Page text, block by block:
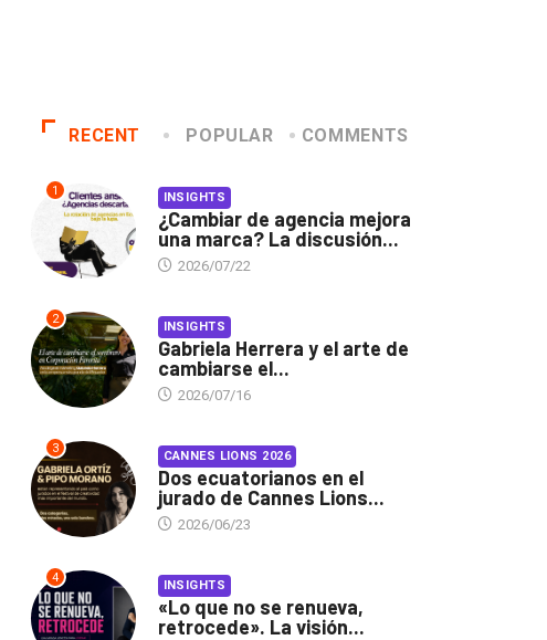
RECENT POPULAR COMMENTS
1 INSIGHTS
¿Cambiar de agencia mejora
una marca? La discusión...
2026/07/22
2 INSIGHTS
Gabriela Herrera y el arte de
cambiarse el...
2026/07/16
3 CANNES LIONS 2026
Dos ecuatorianos en el
jurado de Cannes Lions...
2026/06/23
4 INSIGHTS
«Lo que no se renueva,
retrocede». La visión...